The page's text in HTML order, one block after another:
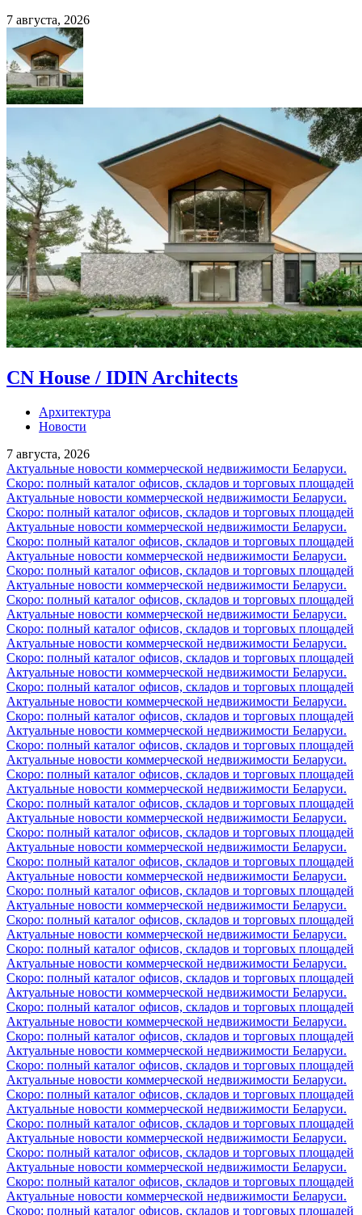
7 августа, 2026
CN House / IDIN Architects
Архитектура
Новости
7 августа, 2026
Актуальные новости коммерческой недвижимости Беларуси.
Скоро: полный каталог офисов, складов и торговых площадей
Актуальные новости коммерческой недвижимости Беларуси.
Скоро: полный каталог офисов, складов и торговых площадей
Актуальные новости коммерческой недвижимости Беларуси.
Скоро: полный каталог офисов, складов и торговых площадей
Актуальные новости коммерческой недвижимости Беларуси.
Скоро: полный каталог офисов, складов и торговых площадей
Актуальные новости коммерческой недвижимости Беларуси.
Скоро: полный каталог офисов, складов и торговых площадей
Актуальные новости коммерческой недвижимости Беларуси.
Скоро: полный каталог офисов, складов и торговых площадей
Актуальные новости коммерческой недвижимости Беларуси.
Скоро: полный каталог офисов, складов и торговых площадей
Актуальные новости коммерческой недвижимости Беларуси.
Скоро: полный каталог офисов, складов и торговых площадей
Актуальные новости коммерческой недвижимости Беларуси.
Скоро: полный каталог офисов, складов и торговых площадей
Актуальные новости коммерческой недвижимости Беларуси.
Скоро: полный каталог офисов, складов и торговых площадей
Актуальные новости коммерческой недвижимости Беларуси.
Скоро: полный каталог офисов, складов и торговых площадей
Актуальные новости коммерческой недвижимости Беларуси.
Скоро: полный каталог офисов, складов и торговых площадей
Актуальные новости коммерческой недвижимости Беларуси.
Скоро: полный каталог офисов, складов и торговых площадей
Актуальные новости коммерческой недвижимости Беларуси.
Скоро: полный каталог офисов, складов и торговых площадей
Актуальные новости коммерческой недвижимости Беларуси.
Скоро: полный каталог офисов, складов и торговых площадей
Актуальные новости коммерческой недвижимости Беларуси.
Скоро: полный каталог офисов, складов и торговых площадей
Актуальные новости коммерческой недвижимости Беларуси.
Скоро: полный каталог офисов, складов и торговых площадей
Актуальные новости коммерческой недвижимости Беларуси.
Скоро: полный каталог офисов, складов и торговых площадей
Актуальные новости коммерческой недвижимости Беларуси.
Скоро: полный каталог офисов, складов и торговых площадей
Актуальные новости коммерческой недвижимости Беларуси.
Скоро: полный каталог офисов, складов и торговых площадей
Актуальные новости коммерческой недвижимости Беларуси.
Скоро: полный каталог офисов, складов и торговых площадей
Актуальные новости коммерческой недвижимости Беларуси.
Скоро: полный каталог офисов, складов и торговых площадей
Актуальные новости коммерческой недвижимости Беларуси.
Скоро: полный каталог офисов, складов и торговых площадей
Актуальные новости коммерческой недвижимости Беларуси.
Скоро: полный каталог офисов, складов и торговых площадей
Актуальные новости коммерческой недвижимости Беларуси.
Скоро: полный каталог офисов, складов и торговых площадей
Актуальные новости коммерческой недвижимости Беларуси.
Скоро: полный каталог офисов, складов и торговых площадей